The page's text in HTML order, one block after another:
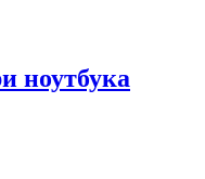
ноутбука